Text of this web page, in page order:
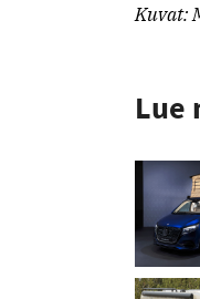
Kuvat:
Lue